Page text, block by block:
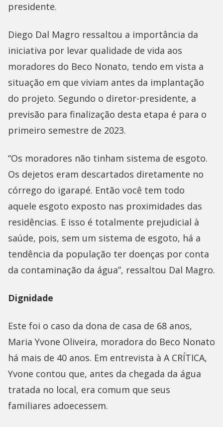
presidente.
Diego Dal Magro ressaltou a importância da
iniciativa por levar qualidade de vida aos
moradores do Beco Nonato, tendo em vista a
situação em que viviam antes da implantação
do projeto. Segundo o diretor-presidente, a
previsão para finalização desta etapa é para o
primeiro semestre de 2023.
“Os moradores não tinham sistema de esgoto.
Os dejetos eram descartados diretamente no
córrego do igarapé. Então você tem todo
aquele esgoto exposto nas proximidades das
residências. E isso é totalmente prejudicial à
saúde, pois, sem um sistema de esgoto, há a
tendência da população ter doenças por conta
da contaminação da água”, ressaltou Dal Magro.
Dignidade
Este foi o caso da dona de casa de 68 anos,
Maria Yvone Oliveira, moradora do Beco Nonato
há mais de 40 anos. Em entrevista à A CRÍTICA,
Yvone contou que, antes da chegada da água
tratada no local, era comum que seus
familiares adoecessem.